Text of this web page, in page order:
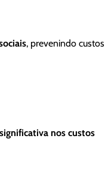
, prevenindo custos
nos custos